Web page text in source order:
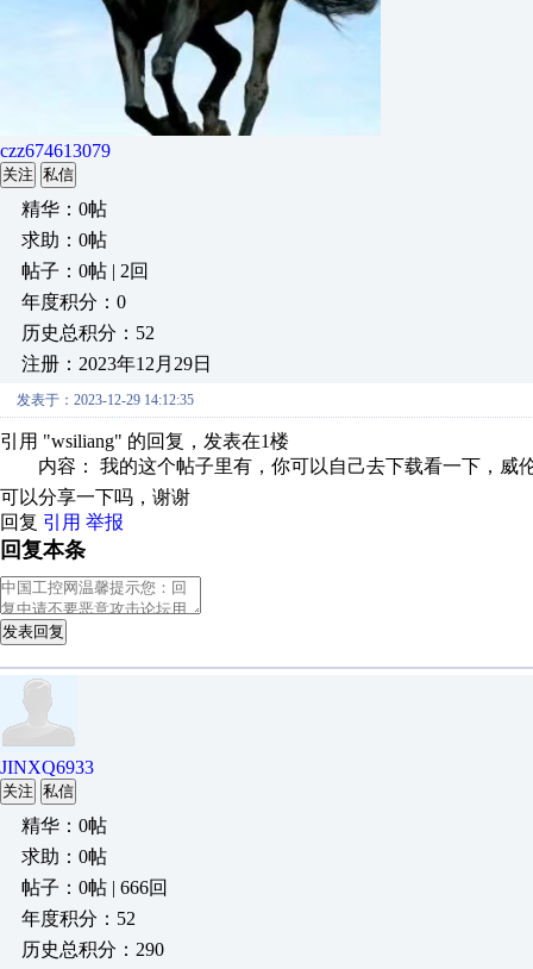
czz674613079
关注 私信
精华：0帖
求助：0帖
帖子：0帖 | 2回
年度积分：0
历史总积分：52
注册：2023年12月29日
发表于：2023-12-29 14:12:35
引用 "wsiliang" 的回复，发表在1楼
内容： 我的这个帖子里有，你可以自己去下载看一下，威
可以分享一下吗，谢谢
回复 引用 举报
回复本条
发表回复
JINXQ6933
关注 私信
精华：0帖
求助：0帖
帖子：0帖 | 666回
年度积分：52
历史总积分：290